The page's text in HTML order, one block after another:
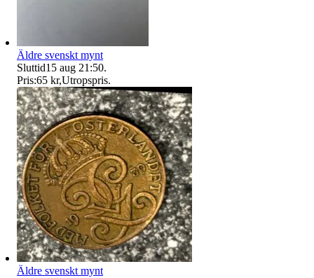
Äldre svenskt mynt
Sluttid15 aug 21:50.
Pris:65 kr,Utropspris.
Äldre svenskt mynt